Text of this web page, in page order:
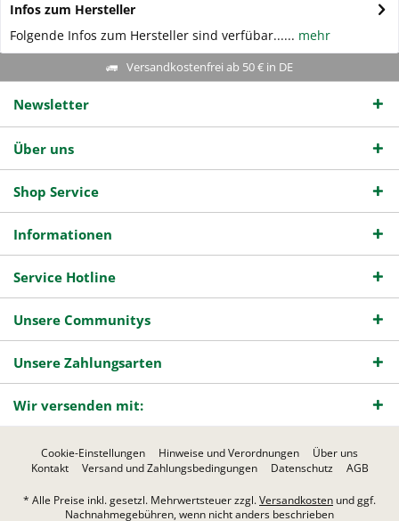
Infos zum Hersteller
Folgende Infos zum Hersteller sind verfübar...... mehr
Versandkostenfrei ab 50 € in DE
Newsletter
Über uns
Shop Service
Informationen
Service Hotline
Unsere Communitys
Unsere Zahlungsarten
Wir versenden mit:
Cookie-Einstellungen Hinweise und Verordnungen
Über uns
Kontakt
Versand und Zahlungsbedingungen Datenschutz AGB
* Alle Preise inkl. gesetzl. Mehrwertsteuer zzgl.Versandkosten und ggf.
Nachnahmegebühren, wenn nicht anders beschrieben